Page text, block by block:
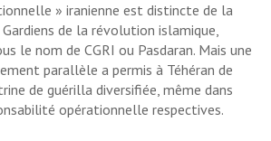
» iranienne est distincte de la
Gardiens de la révolution islamique,
le nom de CGRI ou Pasdaran. Mais une
parallèle a permis à Téhéran de
de guérilla diversifiée, même dans
opérationnelle respectives.